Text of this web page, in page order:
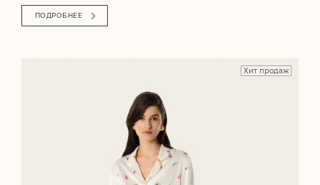
ПОДРОБНЕЕ
Хит продаж